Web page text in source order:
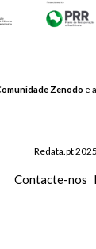
Zenodo e
Redata.pt 2025
Contacte-nos